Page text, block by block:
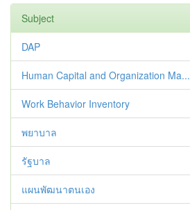
Subject
DAP
Human Capital and Organization Ma...
Work Behavior Inventory
พยาบาล
รัฐบาล
แผนพัฒนาตนเอง